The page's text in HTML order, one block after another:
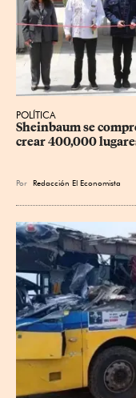
POLÍTICA
Sheinbaum se
crear 400,000
Por Redacción El Economista